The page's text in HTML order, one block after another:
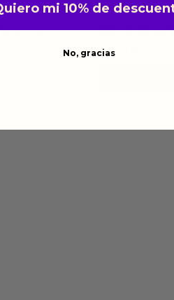
con
Barra
70.00
mi 10% de
No, gracias